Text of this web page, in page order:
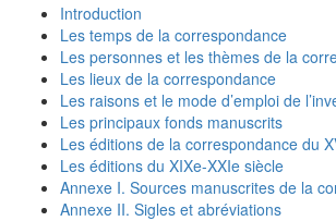
Introduction
Les temps de la correspondance
Les personnes et les thèmes de la
Les lieux de la correspondance
Les raisons et le mode d’emploi de
Les principaux fonds manuscrits
Les éditions de la correspondance du
Les éditions du XIXe-XXIe siècle
Annexe I. Sources manuscrites de la
Annexe II. Sigles et abréviations